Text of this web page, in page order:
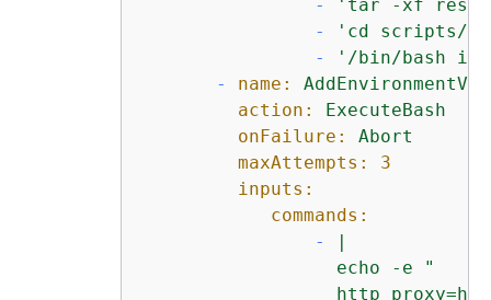
-
'tar -xf res-
-
'cd scripts/
-
'/bin/bash
-
name:
action:
ExecuteBash
onFailure:
Abort
maxAttempts:
3
inputs:
commands:
-
                  echo -e "